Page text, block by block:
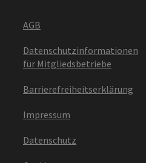
AGB
Datenschutzinformationen
für Mitgliedsbetriebe
Barrierefreiheitserklärung
Impressum
Datenschutz